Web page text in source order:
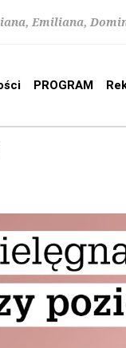
Emiliana,
PROGRAM